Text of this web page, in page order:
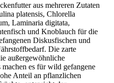
aus mehreren Zutaten
platensis, Chlorella
Laminaria digitata,
und Knoblauch für die
Diskusfischen und
Die zarte
außergewöhnliche
es für wild gefangene
Anteil an pflanzlichen